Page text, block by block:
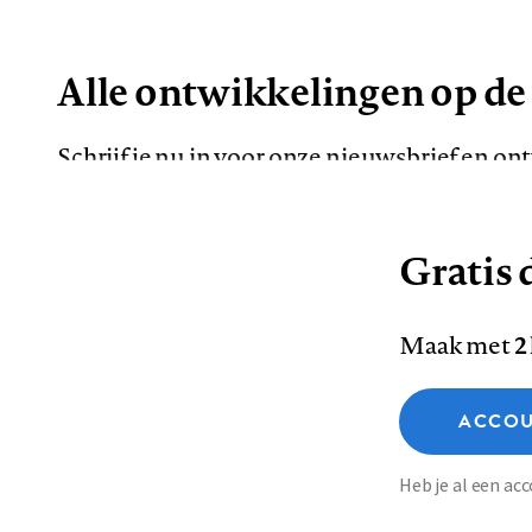
Alle ontwikkelingen op de
Schrijf je nu in voor onze nieuwsbrief en
Colofon
Functionele cookies
Analytische cookies
Gratis
Maak met
Heb je al een